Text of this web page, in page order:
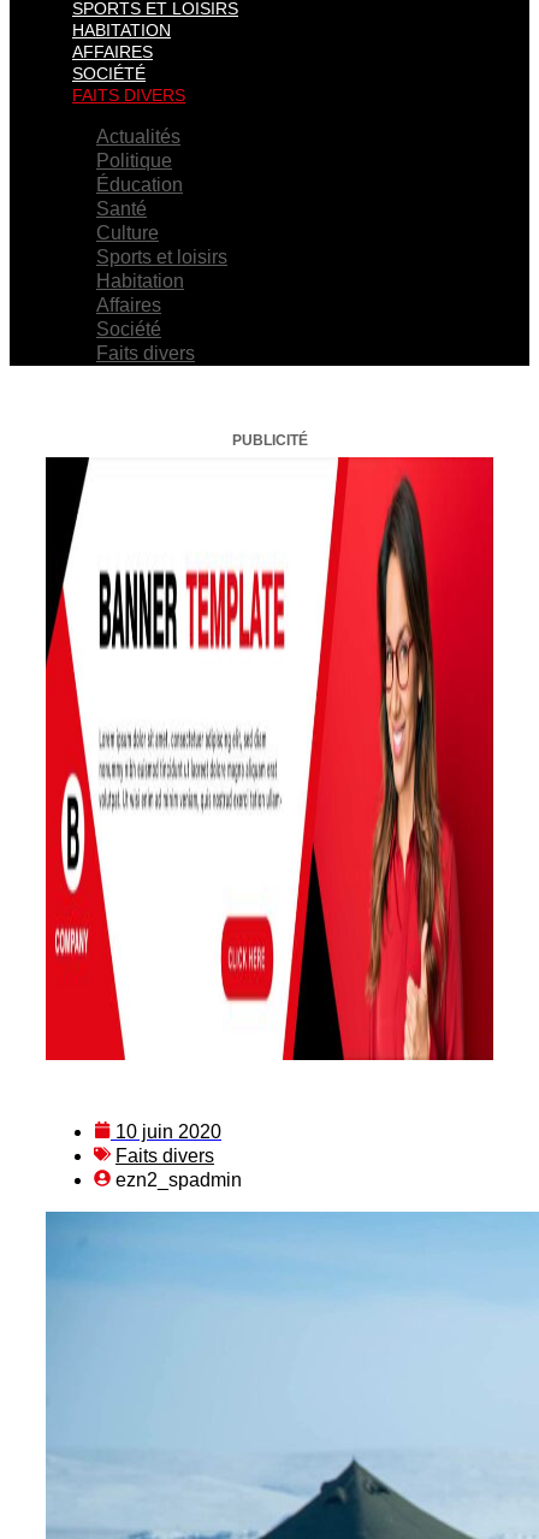
SPORTS ET LOISIRS
HABITATION
AFFAIRES
SOCIÉTÉ
FAITS DIVERS
Actualités
Politique
Éducation
Santé
Culture
Sports et loisirs
Habitation
Affaires
Société
Faits divers
PUBLICITÉ
10 juin 2020
Faits divers
ezn2_spadmin